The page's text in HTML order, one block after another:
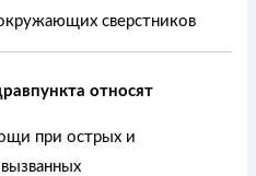
сверстников
относят
при острых и